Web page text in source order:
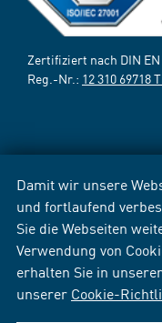
Damit wir unsere
und fortlaufend
Sie die Webseiten
Verwendung von
erhalten Sie in
unserer Cookie-
Zertifiziert nach DIN EN
Reg.-Nr.: 12 310 69718